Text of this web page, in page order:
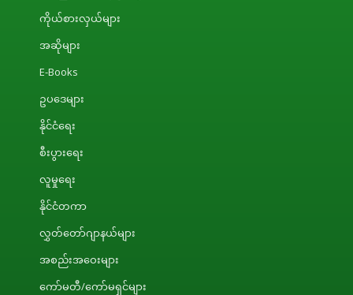
ကိုယ်စားလှယ်များ
အဆိုများ
E-Books
ဥပဒေများ
နိုင်ငံရေး
စီးပွားရေး
လူမှုရေး
နိုင်ငံတကာ
လွှတ်တော်ဂျာနယ်များ
အစည်းအဝေးများ
ကော်မတီ/ကော်မရှင်များ